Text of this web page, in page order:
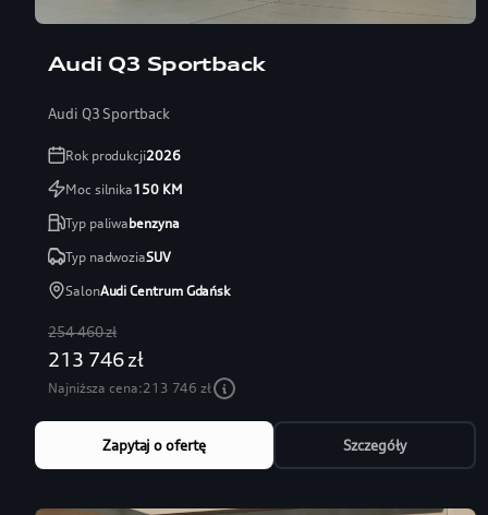
Audi Q3 Sportback
Audi Q3 Sportback
Rok produkcji2026
Moc silnika150KM
Typ paliwabenzyna
Typ nadwoziaSUV
SalonAudi Centrum Gdańsk
254 460 zł
213 746 zł
Najniższa cena:213 746 zł
Zapytaj o ofertę Szczegóły